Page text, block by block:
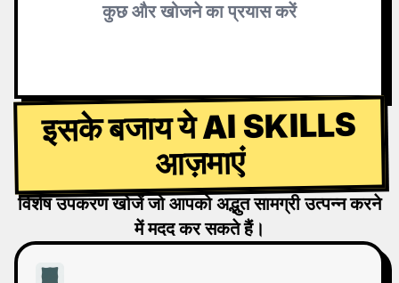
कुछ और खोजने का प्रयास करें
इसके बजाय ये AI SKILLS
आज़माएं
विशेष उपकरण खोजें जो आपको अद्भुत सामग्री उत्पन्न करने
में मदद कर सकते हैं।